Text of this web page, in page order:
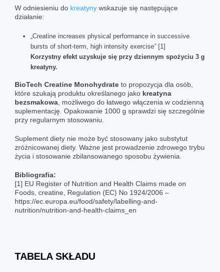
W odniesieniu do kreatyny wskazuje się następujące
działanie:
„Creatine increases physical performance in successive
bursts of short-term, high intensity exercise” [1]
Korzystny efekt uzyskuje się przy dziennym spożyciu 3 g
kreatyny.
BioTech Creatine Monohydrate to propozycja dla osób,
które szukają produktu określanego jako kreatyna
bezsmakowa , możliwego do łatwego włączenia w codzienną
suplementację. Opakowanie 1000 g sprawdzi się szczególnie
przy regularnym stosowaniu.
Suplement diety nie może być stosowany jako substytut
zróżnicowanej diety. Ważne jest prowadzenie zdrowego trybu
życia i stosowanie zbilansowanego sposobu żywienia.
Bibliografia:
[1] EU Register of Nutrition and Health Claims made on
Foods, creatine, Regulation (EC) No 1924/2006 –
https://ec.europa.eu/food/safety/labelling-and-
nutrition/nutrition-and-health-claims_en
TABELA SKŁADU